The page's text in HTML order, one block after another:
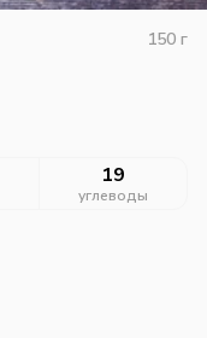
150 г
19
углеводы